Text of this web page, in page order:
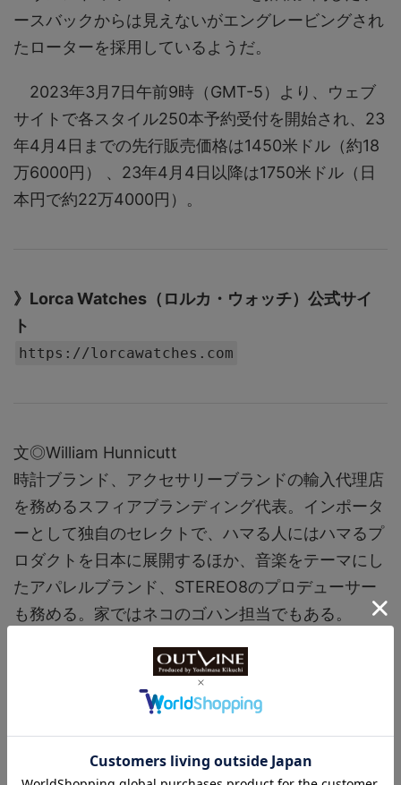
ースバックからは見えないがエングレービングされ
たローターを採用しているようだ。
2023年3月7日午前9時（GMT-5）より、ウェブ
サイトで各スタイル250本予約受付を開始され、23
年4月4日までの先行販売価格は1450米ドル（約18
万6000円） 、23年4月4日以降は1750米ドル（日
本円で約22万4000円）。
》Lorca Watches（ロルカ・ウォッチ）公式サイ
ト
https://lorcawatches.com
文◎William Hunnicutt
時計ブランド、アクセサリーブランドの輸入代理店
を務めるスフィアブランディング代表。インポータ
ーとして独自のセレクトで、ハマる人にはハマるプ
ロダクトを日本に展開するほか、音楽をテーマにし
たアパレルブランド、STEREO8のプロデューサー
も務める。家ではネコのゴハン担当でもある。
https://www.instagram.com/spherebranding/
■周りと差をつける10万円台の実用時計【アメリカ